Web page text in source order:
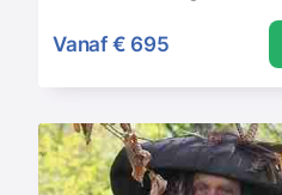
Vanaf € 695